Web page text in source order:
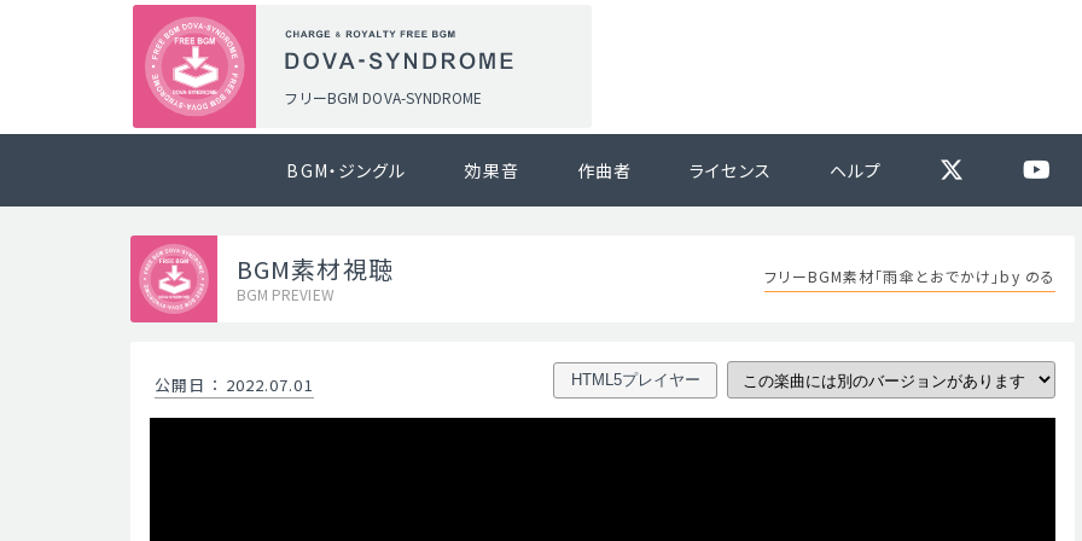
フリーBGM DOVA-SYNDROME
BGM・ジングル 効果音 作曲者 ライセンス ヘルプ
BGM素材視聴
BGM PREVIEW
フリーBGM素材「雨傘とおでかけ」by のる
公開日 ： 2022.07.01 HTML5プレイヤー